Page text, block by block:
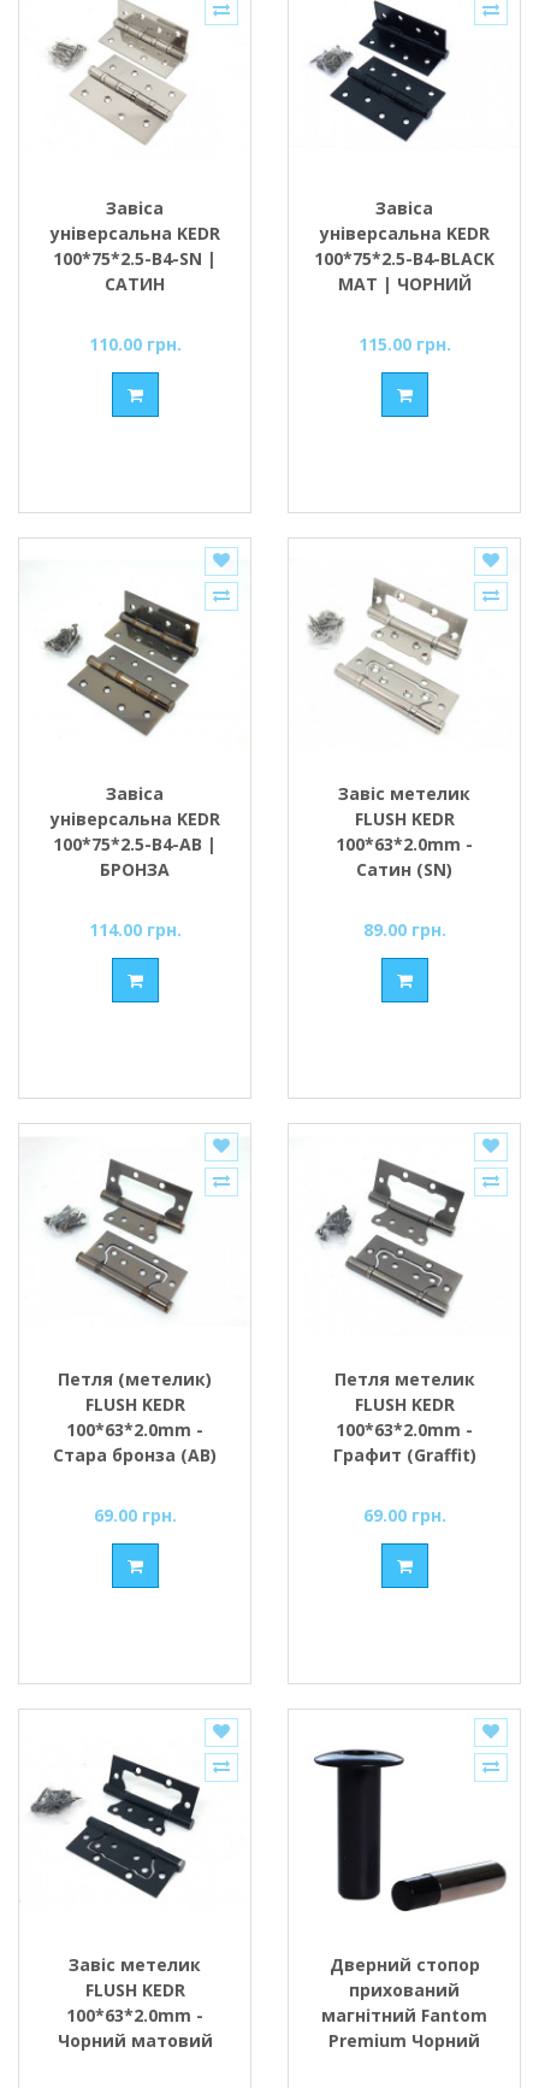
Завіса
універсальна KEDR
100*75*2.5-В4-SN |
САТИН
110.00 грн.
Завіса
універсальна KEDR
100*75*2.5-В4-BLACK
MAT | ЧОРНИЙ
115.00 грн.
Завіса
універсальна KEDR
100*75*2.5-В4-AB |
БРОНЗА
114.00 грн.
Завіс метелик
FLUSH KEDR
100*63*2.0mm -
Сатин (SN)
89.00 грн.
Петля (метелик)
FLUSH KEDR
100*63*2.0mm -
Стара бронза (AB)
69.00 грн.
Петля метелик
FLUSH KEDR
100*63*2.0mm -
Графит (Graffit)
69.00 грн.
Завіс метелик
FLUSH KEDR
100*63*2.0mm -
Чорний матовий
Дверний стопор
прихований
магнітний Fantom
Premium Чорний